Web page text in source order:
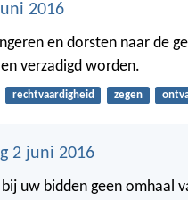
2016
en dorsten naar de
verzadigd worden.
rechtvaardigheid zegen
2 juni 2016
bij uw bidden geen omhaal